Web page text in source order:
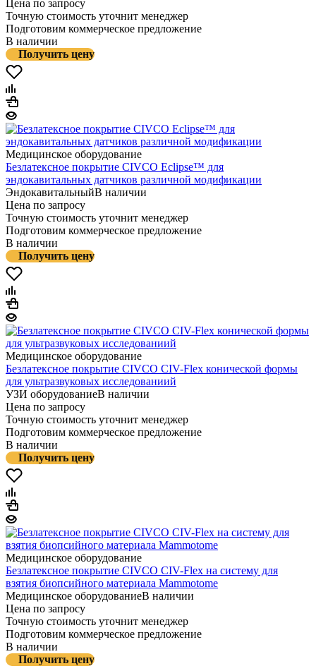
Цена по запросу
Точную стоимость уточнит менеджер
Подготовим коммерческое предложение
В наличии
Получить цену
Медицинское оборудование
Безлатексное покрытие CIVCO Eclipse™ для
эндокавитальных датчиков различной модификации
ЭндокавитальныйВ наличии
Цена по запросу
Точную стоимость уточнит менеджер
Подготовим коммерческое предложение
В наличии
Получить цену
Медицинское оборудование
Безлатексное покрытие CIVCO CIV-Flex конической формы
для ультразвуковых исследованиий
УЗИ оборудованиеВ наличии
Цена по запросу
Точную стоимость уточнит менеджер
Подготовим коммерческое предложение
В наличии
Получить цену
Медицинское оборудование
Безлатексное покрытие CIVCO CIV-Flex на систему для
взятия биопсийного материала Mammotome
Медицинское оборудованиеВ наличии
Цена по запросу
Точную стоимость уточнит менеджер
Подготовим коммерческое предложение
В наличии
Получить цену